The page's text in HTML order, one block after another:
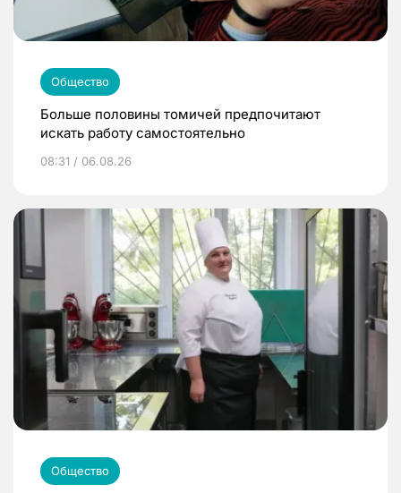
Общество
Больше половины томичей предпочитают
искать работу самостоятельно
08:31 / 06.08.26
Общество